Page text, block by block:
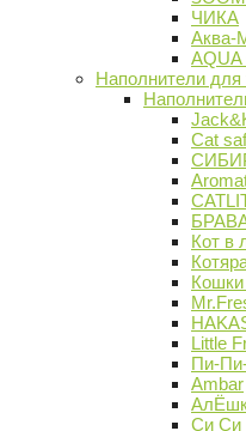
ЧИКА
Аква-
AQUA
Наполнители для
Cat
Кот в
Little
Пи-
Ambar
Си Си